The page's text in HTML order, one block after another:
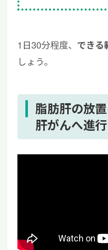
1日30分程度、 できる
しょう。
脂肪肝の放
肝がんへ進